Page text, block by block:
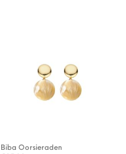
Biba Oorsieraden